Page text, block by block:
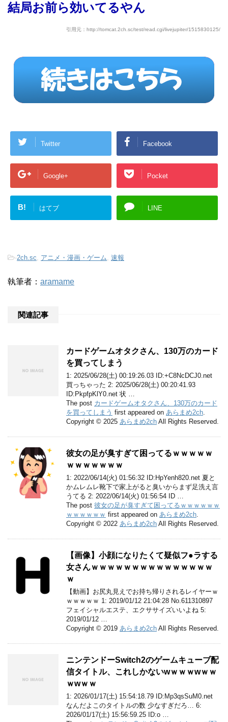
結局お前ら効いてるやん
引用元：http://tomcat.2ch.sc/test/read.cgi/livejupiter/1515830125/
Twitter Facebook
Google+ Pocket
B! はてブ LINE
-2ch.sc, アニメ・漫画・ゲーム, 速報
執筆者： aramame
関連記事
カードゲームオタクさん、130万のカード
を買ってしまう
1: 2025/06/28(土) 00:19:26.03 ID:+C8NcDCJ0.net
買っちゃった 2: 2025/06/28(土) 00:20:41.93
ID:PkpfpKlY0.net 状 …
The post カードゲームオタクさん、130万のカード
を買ってしまう first appeared on あらまめ2ch.
Copyright © 2025 あらまめ2ch All Rights Reserved.
彼女の足が臭すぎて困ってるｗｗｗｗｗ
ｗｗｗｗｗｗｗ
1: 2022/06/14(火) 01:56:32 ID:HpYenh820.net 夏と
かムレムレ靴下で家上がると臭いからまず足洗え言
うてる 2: 2022/06/14(火) 01:56:54 ID …
The post 彼女の足が臭すぎて困ってるｗｗｗｗｗｗ
ｗｗｗｗｗｗ first appeared on あらまめ2ch.
Copyright © 2022 あらまめ2ch All Rights Reserved.
【画像】小顔になりたくて疑似フ●ラする
女さんｗｗｗｗｗｗｗｗｗｗｗｗｗｗｗ
ｗ
【動画】お尻丸見えでお持ち帰りされるレイヤーｗ
ｗｗｗｗｗ 1: 2019/01/12 21:04:28 No.611310897
フェイシャルエステ、エクササイズいいよね 5:
2019/01/12 …
Copyright © 2019 あらまめ2ch All Rights Reserved.
ニンテンドーSwitch2のゲームキューブ配
信タイトル、これしかないwｗｗｗwｗｗ
ｗwｗｗ
1: 2026/01/17(土) 15:54:18.79 ID:Mp3qsSuM0.net
なんだよこのタイトルの数 少なすぎだろ… 6:
2026/01/17(土) 15:56:59.25 ID:o …